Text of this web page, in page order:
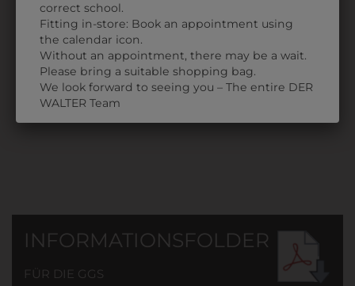
330003216497
GESCHIRRTUCH
BLAU
€ 2,50
3898054
MM
€ 2,90
INFORMATIONSFOLDER
FÜR DIE GGS
correct school.
Fitting in-store: Book an appointment using
the calendar icon.
Without an appointment, there may be a wait.
Please bring a suitable shopping bag.
We look forward to seeing you – The entire DER
WALTER Team